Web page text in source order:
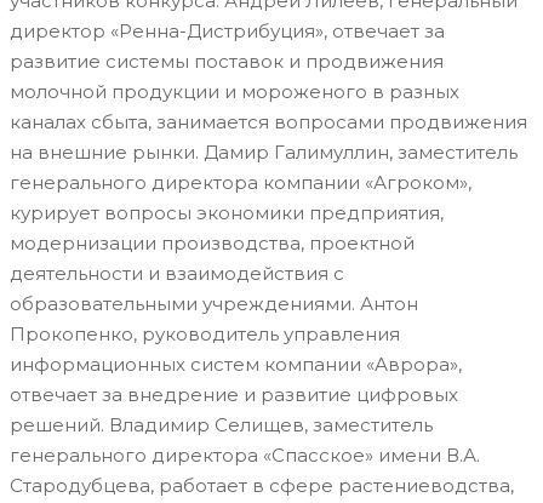
директор «Ренна-Дистрибуция», отвечает за
развитие системы поставок и продвижения
молочной продукции и мороженого в разных
каналах сбыта, занимается вопросами продвижения
на внешние рынки. Дамир Галимуллин, заместитель
генерального директора компании «Агроком»,
курирует вопросы экономики предприятия,
модернизации производства, проектной
деятельности и взаимодействия с
образовательными учреждениями. Антон
Прокопенко, руководитель управления
информационных систем компании «Аврора»,
отвечает за внедрение и развитие цифровых
решений. Владимир Селищев, заместитель
генерального директора «Спасское» имени В.А.
Стародубцева, работает в сфере растениеводства,